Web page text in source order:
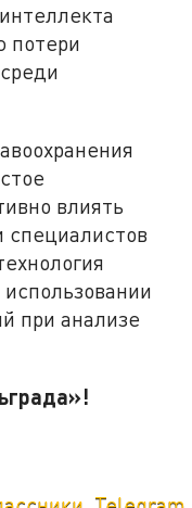
потери
влиять
специалистов
при анализе